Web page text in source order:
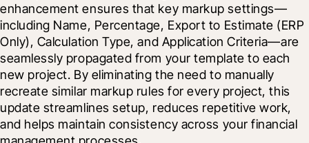
enhancement ensures that key markup settings—
including Name, Percentage, Export to Estimate (ERP
Only), Calculation Type, and Application Criteria—are
seamlessly propagated from your template to each
new project. By eliminating the need to manually
recreate similar markup rules for every project, this
update streamlines setup, reduces repetitive work,
and helps maintain consistency across your financial